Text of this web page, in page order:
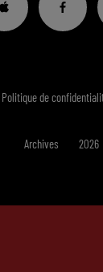
Politique de
Archives 2026